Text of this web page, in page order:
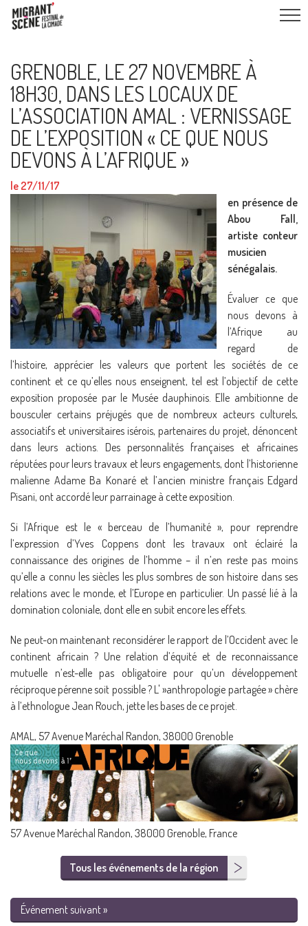
GRENOBLE, LE 27 NOVEMBRE À
18H30, DANS LES LOCAUX DE
L’ASSOCIATION AMAL : VERNISSAGE
DE L’EXPOSITION « CE QUE NOUS
DEVONS À L’AFRIQUE »
le 27/11/17
en présence de
Abou Fall,
artiste conteur
musicien
sénégalais.
Évaluer ce que
nous devons à
l’Afrique au
regard de
l’histoire, apprécier les valeurs que portent les sociétés de ce
continent et ce qu’elles nous enseignent, tel est l’objectif de cette
exposition proposée par le Musée dauphinois. Elle ambitionne de
bousculer certains préjugés que de nombreux acteurs culturels,
associatifs et universitaires isérois, partenaires du projet, dénoncent
dans leurs actions. Des personnalités françaises et africaines
réputées pour leurs travaux et leurs engagements, dont l’historienne
malienne Adame Ba Konaré et l’ancien ministre français Edgard
Pisani, ont accordé leur parrainage à cette exposition.
Si l’Afrique est le « berceau de l’humanité », pour reprendre
l’expression d’Yves Coppens dont les travaux ont éclairé la
connaissance des origines de l’homme – il n’en reste pas moins
qu’elle a connu les siècles les plus sombres de son histoire dans ses
relations avec le monde, et l’Europe en particulier. Un passé lié à la
domination coloniale, dont elle en subit encore les effets.
Ne peut-on maintenant reconsidérer le rapport de l’Occident avec le
continent africain ? Une relation d’équité et de reconnaissance
mutuelle n’est-elle pas obligatoire pour qu’un développement
réciproque pérenne soit possible ? L' »anthropologie partagée » chère
à l’ethnologue Jean Rouch, jette les bases de ce projet.
AMAL, 57 Avenue Maréchal Randon, 38000 Grenoble
57 Avenue Maréchal Randon, 38000 Grenoble, France
Tous les événements de la région
Événement suivant »